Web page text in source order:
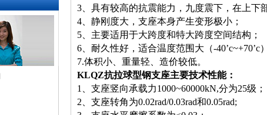
3、具有较高的抗震能力，九度震下，在上下
4、静刚度大，支座本身产生变形极小；
5、主要适用于大跨度和特大跨度空间结构；
6、耐久性好，适合温度范围大（-40’c~+70’c
7.体积小、重量轻、造价较低。
KLQZ抗拉球型钢支座主要技术性能：
1、支座竖向承载力1000~60000kN,分为25级；
2、支座转角为0.02rad/0.03rad和0.05rad;